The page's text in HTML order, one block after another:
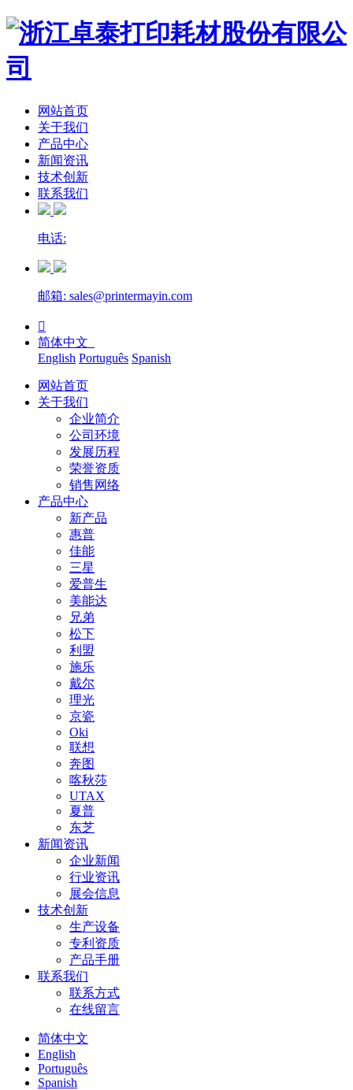
网站首页
关于我们
产品中心
新闻资讯
技术创新
联系我们
电话:
邮箱: sales@printermayin.com

简体中文
English Português Spanish
网站首页
关于我们
企业简介
公司环境
发展历程
荣誉资质
销售网络
产品中心
新产品
惠普
佳能
三星
爱普生
美能达
兄弟
松下
利盟
施乐
戴尔
理光
京瓷
Oki
联想
奔图
喀秋莎
UTAX
夏普
东芝
新闻资讯
企业新闻
行业资讯
展会信息
技术创新
生产设备
专利资质
产品手册
联系我们
联系方式
在线留言
简体中文
English
Português
Spanish